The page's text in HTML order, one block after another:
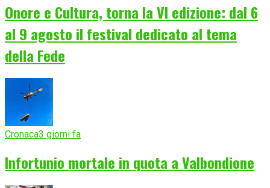
Onore e Cultura, torna la VI edizione: dal 6
al 9 agosto il festival dedicato al tema
della Fede
Cronaca3 giorni fa
Infortunio mortale in quota a Valbondione